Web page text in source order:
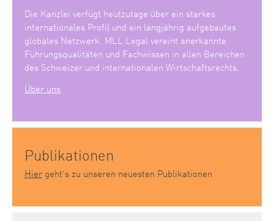
Die Kanzlei verfügt heutzutage über ein starkes
internationales Profil und ein langjährig aufgebautes
globales Netzwerk. MLL Legal vereint anerkannte
Führungsqualitäten und Fachwissen in allen Bereichen
des Schweizer und internationalen Wirtschaftsrechts.
Über uns
Publikationen
Hier geht’s zu unseren neuesten Publikationen